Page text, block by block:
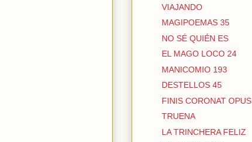
VIAJANDO
MAGIPOEMAS 35
NO SÉ QUIÉN ES
EL MAGO LOCO 24
MANICOMIO 193
DESTELLOS 45
FINIS CORONAT OPUS
TRUENA
LA TRINCHERA FELIZ